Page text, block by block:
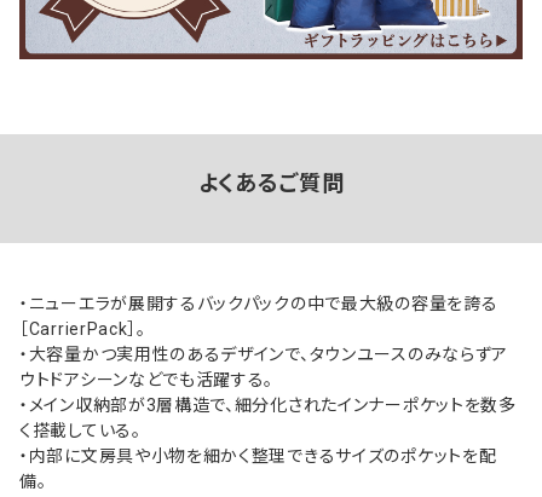
よくあるご質問
・ニューエラが展開するバックパックの中で最大級の容量を誇る
［CarrierPack］。
・大容量かつ実用性のあるデザインで、タウンユースのみならずア
ウトドアシーンなどでも活躍する。
・メイン収納部が3層構造で、細分化されたインナーポケットを数多
く搭載している。
・内部に文房具や小物を細かく整理できるサイズのポケットを配
備。